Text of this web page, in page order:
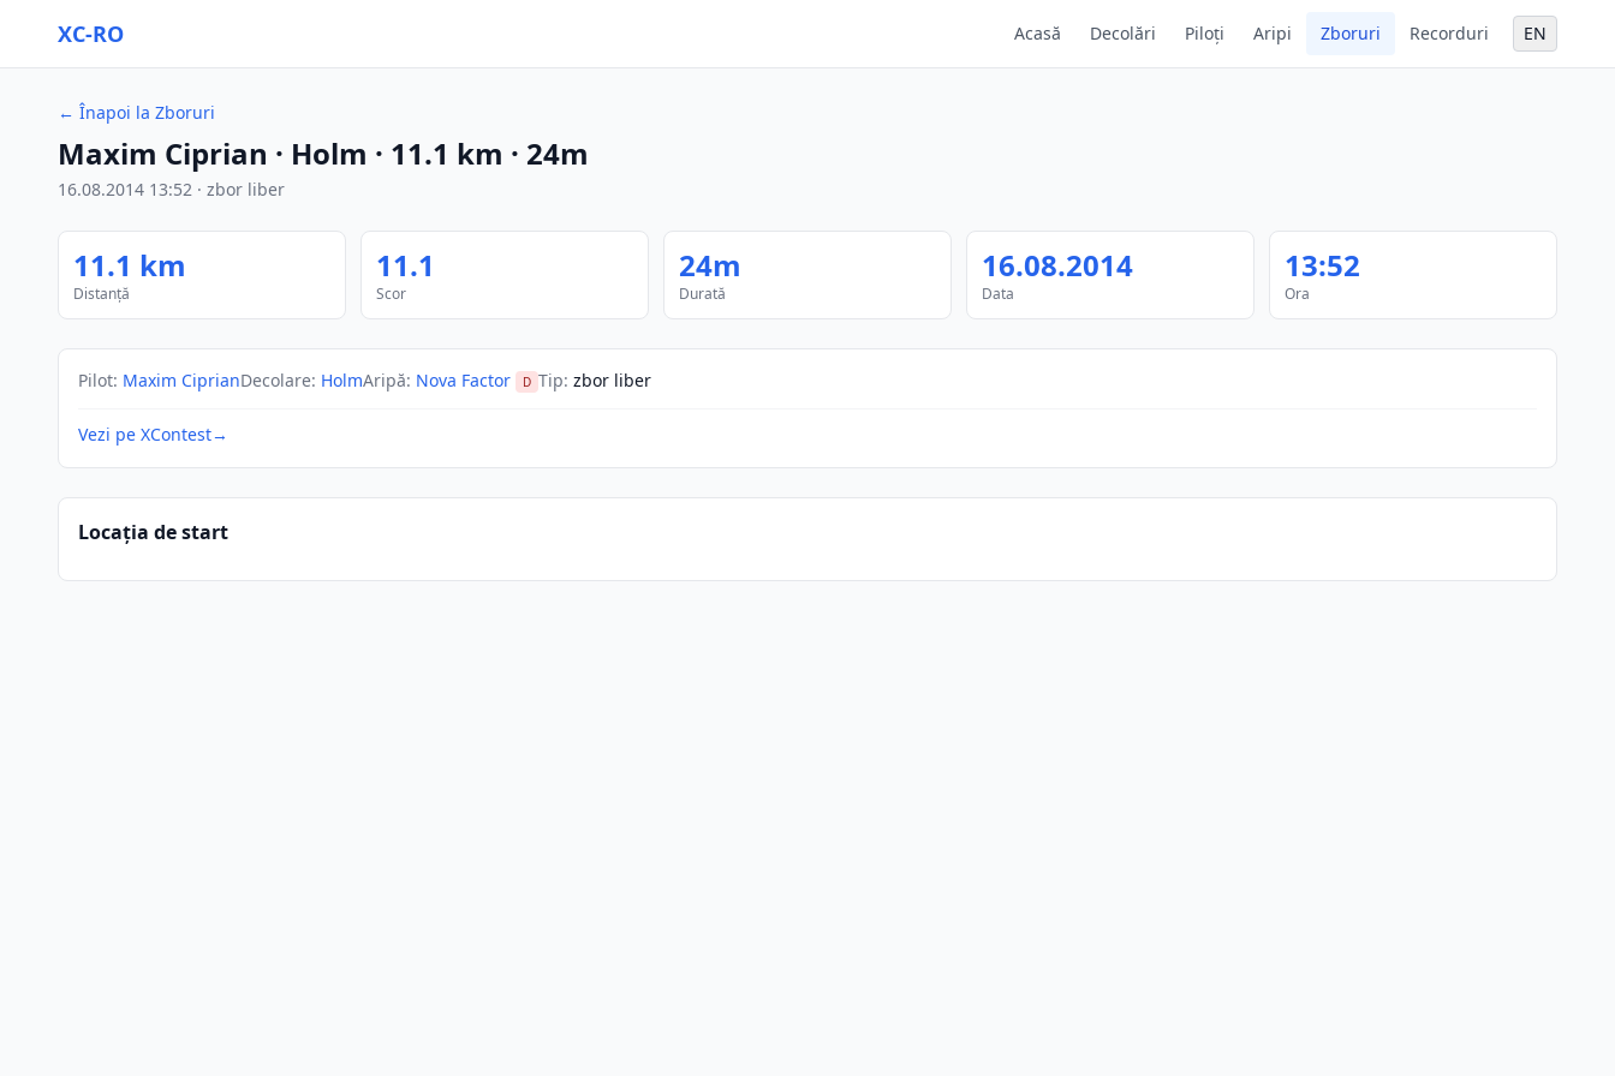
XC-RO Acasă Decolări Piloți Aripi Zboruri Recorduri EN
← Înapoi la Zboruri
Maxim Ciprian · Holm · 11.1 km · 24m
16.08.2014 13:52 · zbor liber
11.1 km
Distanță
11.1
Scor
24m
Durată
16.08.2014
Data
13:52
Ora
Pilot: Maxim CiprianDecolare: HolmAripă: Nova Factor D Tip: zbor liber
Vezi pe XContest→
Locația de start